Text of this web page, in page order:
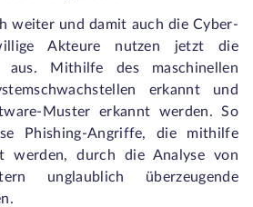
weiter und damit auch die Cyber-
Akteure nutzen jetzt die
aus. Mithilfe des maschinellen
erkannt und
Muster erkannt werden. So
Phishing-Angriffe, die mithilfe
werden, durch die Analyse von
unglaublich überzeugende